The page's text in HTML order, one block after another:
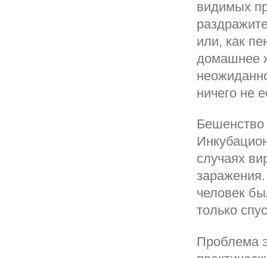
видимых
или, как
домашнее
ничего не
Бешенство
случаях
человек
только
Проблема